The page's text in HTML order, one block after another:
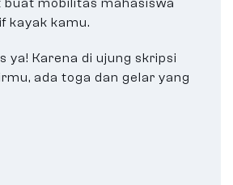
buat mobilitas mahasiswa
kayak kamu.
ya! Karena di ujung skripsi
ada toga dan gelar yang